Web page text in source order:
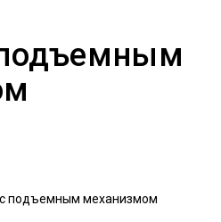
с подъемным механизмом